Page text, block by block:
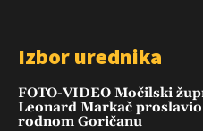
Izbor urednika
FOTO-VIDEO Močilski
Leonard Markač
rodnom Goričanu